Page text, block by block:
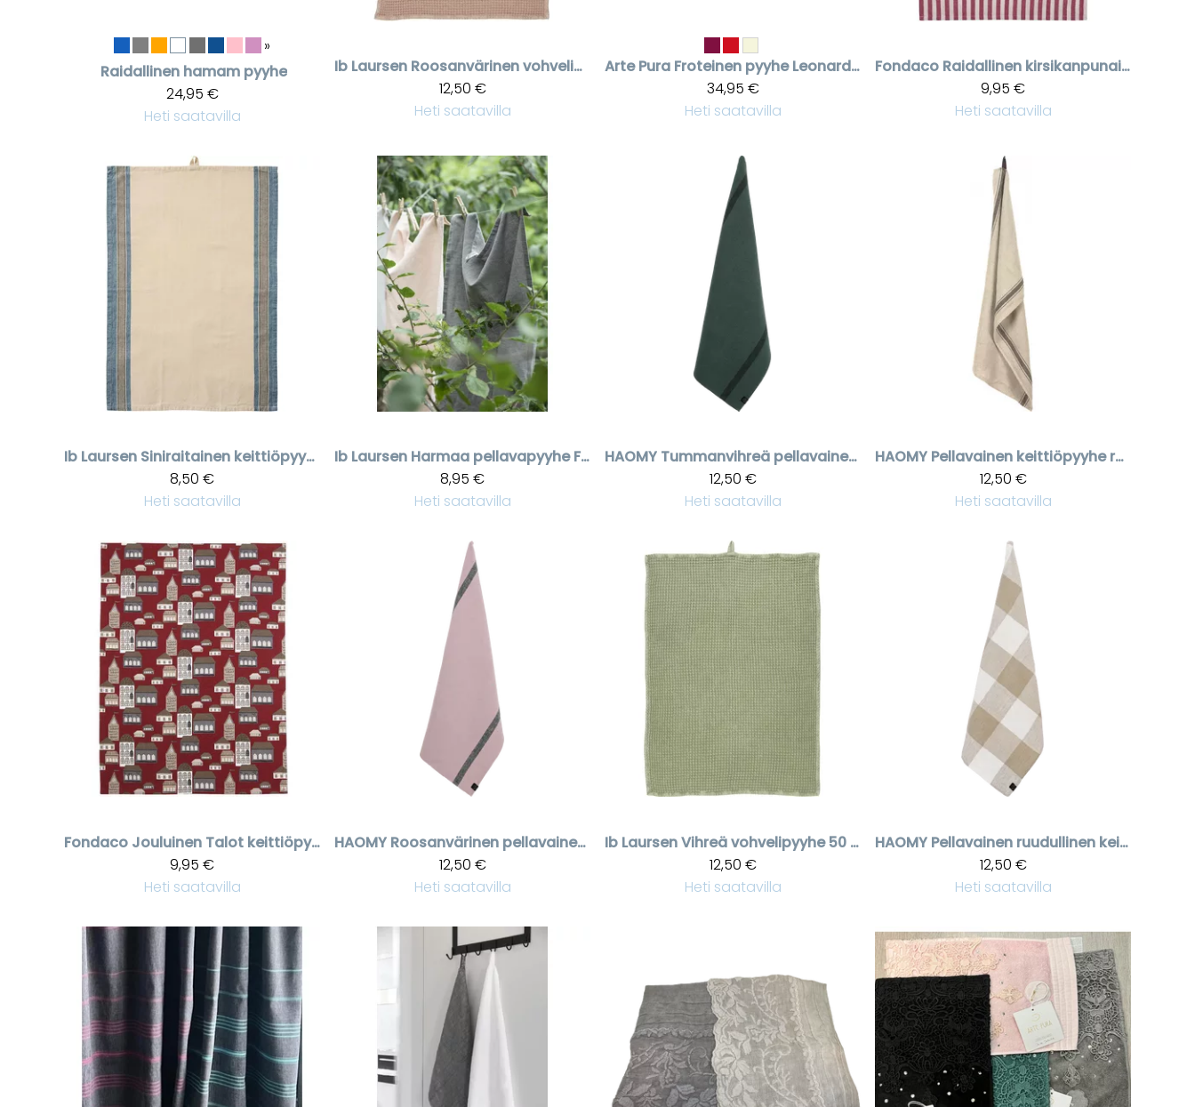
»
Raidallinen hamam pyyhe
24,95 €
Heti saatavilla
Ib Laursen
Roosanvärinen vohvelipyyhe 50 * 70 cm
12,50 €
Heti saatavilla
Arte Pura
Froteinen pyyhe Leonardo pitsillä
34,95 €
Heti saatavilla
Fondaco
Raidallinen kirsikanpunainen keittiöpyyhe
9,95 €
Heti saatavilla
Ib Laursen
Siniraitainen keittiöpyyhe Walter
8,50 €
Heti saatavilla
Ib Laursen
Harmaa pellavapyyhe Freja, 50 * 70 cm
8,95 €
Heti saatavilla
HAOMY
Tummanvihreä pellavainen keittiöpyyhe Come
12,50 €
Heti saatavilla
HAOMY
Pellavainen keittiöpyyhe raitakuviolla
12,50 €
Heti saatavilla
Fondaco
Jouluinen Talot keittiöpyyhe punainen | Sisustus Laventeli
9,95 €
Heti saatavilla
HAOMY
Roosanvärinen pellavainen keittiöpyyhe Come
12,50 €
Heti saatavilla
Ib Laursen
Vihreä vohvelipyyhe 50 * 70 cm
12,50 €
Heti saatavilla
HAOMY
Pellavainen ruudullinen keittiöpyyhe Palma
12,50 €
Heti saatavilla